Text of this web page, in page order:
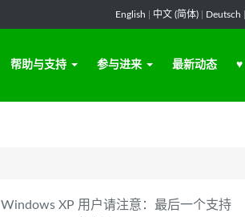
English 中文 (简体) Deutsch
帮助与支持 参与进来 最新动态 ♥
Windows XP 用户请注意：最后一个支持